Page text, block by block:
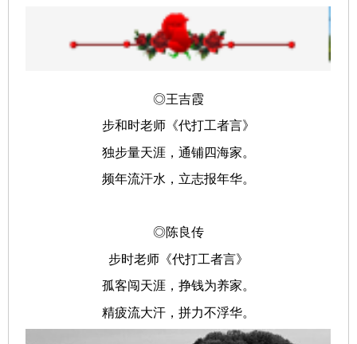
◎王吉霞
步和时老师《代打工者言》
独步量天涯，通铺四海家。
频年流汗水，立志报年华。
◎陈良传
步时老师《代打工者言》
孤客闯天涯，挣钱为养家。
精疲流大汗，拼力不浮华。